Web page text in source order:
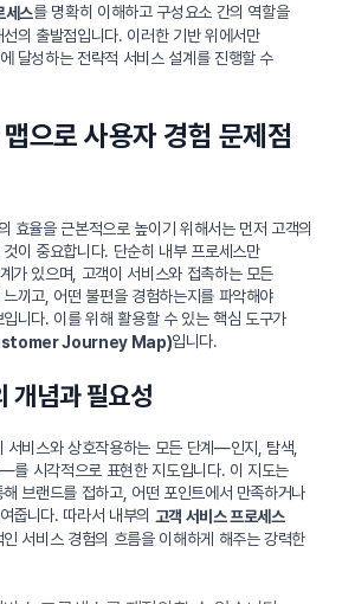
세스를 명확히 이해하고 구성요소 간의 역할을
의 출발점입니다. 이러한 기반 위에서만
달성하는 전략적 서비스 설계를 진행할 수
으로 사용자 경험 문제점
효율을 근본적으로 높이기 위해서는 먼저 고객의
이 중요합니다. 단순히 내부 프로세스만
가 있으며, 고객이 서비스와 접촉하는 모든
끼고, 어떤 불편을 경험하는지를 파악해야
니다. 이를 위해 활용할 수 있는 핵심 도구가
Journey Map)입니다.
개념과 필요성
서비스와 상호작용하는 모든 단계—인지, 탐색,
를 시각적으로 표현한 지도입니다. 이 지도는
브랜드를 접하고, 어떤 포인트에서 만족하거나
줍니다. 따라서 내부의 고객 서비스 프로세스
서비스 경험의 흐름을 이해하게 해주는 강력한